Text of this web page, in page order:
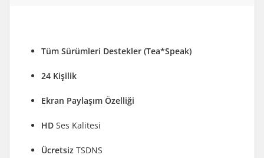
Tüm Sürümleri Destekler (Tea*Speak)
24 Kişilik
Ekran Paylaşım Özelliği
HD Ses Kalitesi
Ücretsiz TSDNS